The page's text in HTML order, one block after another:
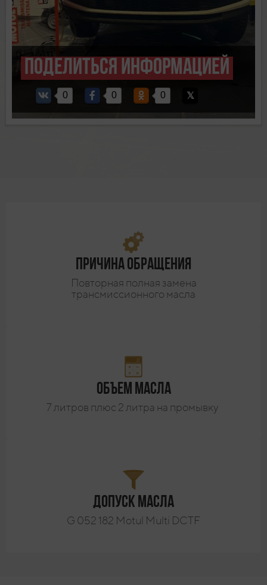
Поделиться информацией
0 0 0
Причина обращения
Повторная полная замена
трансмиссионного масла
Объем масла
7 литров плюс 2 литра на промывку
Допуск масла
G 052 182 Motul Multi DCTF